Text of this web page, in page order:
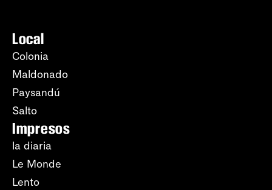
Local
Colonia
Maldonado
Paysandú
Salto
Impresos
la diaria
Le Monde
Lento